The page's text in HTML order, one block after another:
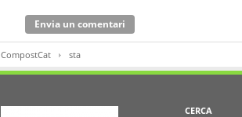
CompostCat sta
CERCA